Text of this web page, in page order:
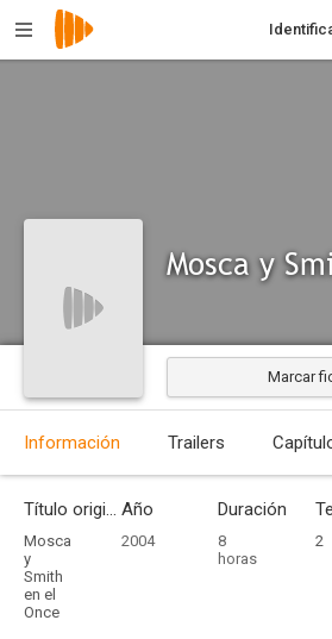
Marcar
Información Trailers
Título original
Mosca
y
Smith
en el
Once
Año
2004
Duración
8
horas
2